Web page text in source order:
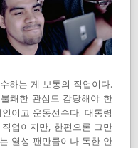
하는 게 보통의 직업이다.
쾌한 관심도 감당해야 한
이고 운동선수다. 대통령
업이지만, 한편으론 그만
열성 팬만큼이나 독한 안